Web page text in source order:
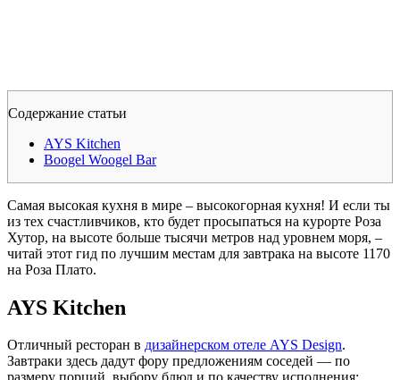
Содержание статьи
AYS Kitchen
Boogel Woogel Bar
Самая высокая кухня в мире – высокогорная кухня! И если ты
из тех счастливчиков, кто будет просыпаться на курорте Роза
Хутор, на высоте больше тысячи метров над уровнем моря, –
читай этот гид по лучшим местам для завтрака на высоте 1170
на Роза Плато.
AYS Kitchen
Отличный ресторан в дизайнерском отеле AYS Design.
Завтраки здесь дадут фору предложениям соседей — по